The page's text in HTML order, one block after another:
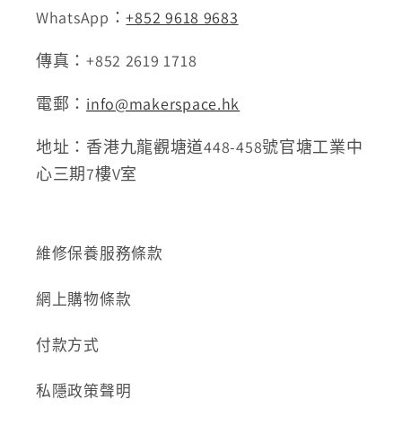
WhatsApp：+852 9618 9683
傳真：+852 2619 1718
電郵： info@makerspace.hk
地址：香港九龍觀塘道448-458號官塘工業中
心三期7樓V室
維修保養服務條款
網上購物條款
付款方式
私隱政策聲明